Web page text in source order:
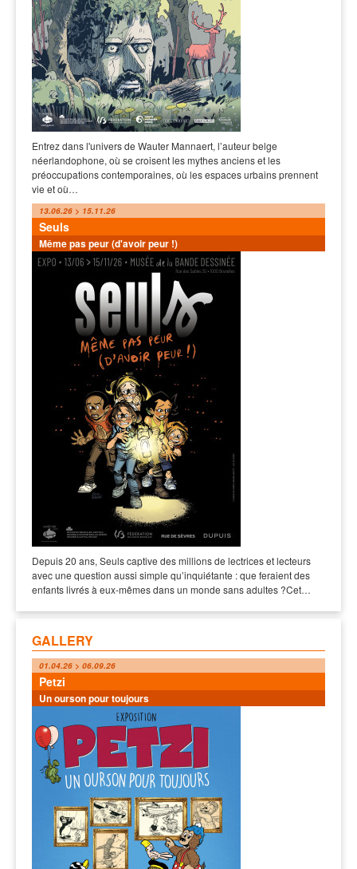
Entrez dans l'univers de Wauter Mannaert, l’auteur belge
néerlandophone, où se croisent les mythes anciens et les
préoccupations contemporaines, où les espaces urbains prennent
vie et où…
13.06.26 > 15.11.26
Seuls
Même pas peur (d'avoir peur !)
Depuis 20 ans, Seuls captive des millions de lectrices et lecteurs
avec une question aussi simple qu’inquiétante : que feraient des
enfants livrés à eux-mêmes dans un monde sans adultes ?Cet…
GALLERY
01.04.26 > 06.09.26
Petzi
Un ourson pour toujours